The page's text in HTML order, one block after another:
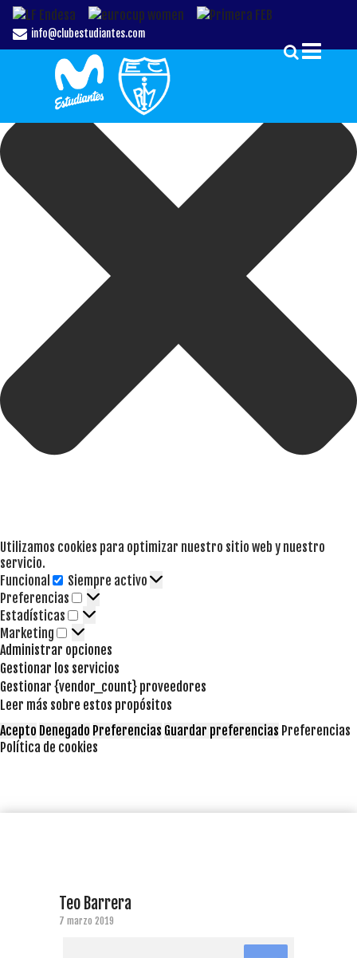
Gestionar el Consentimiento de las Cookies
Utilizamos cookies para optimizar nuestro sitio web y nuestro
servicio.
Funcional
Funcional
Siempre activo
Preferencias
Preferencias
Estadísticas Estadísticas
Marketing Marketing
Administrar opciones
Gestionar los servicios
Gestionar {vendor_count} proveedores
Leer más sobre estos propósitos
Acepto Denegado Preferencias Guardar preferencias Preferencias
Política de cookies
info@clubestudiantes.com
Teo Barrera
7 marzo 2019